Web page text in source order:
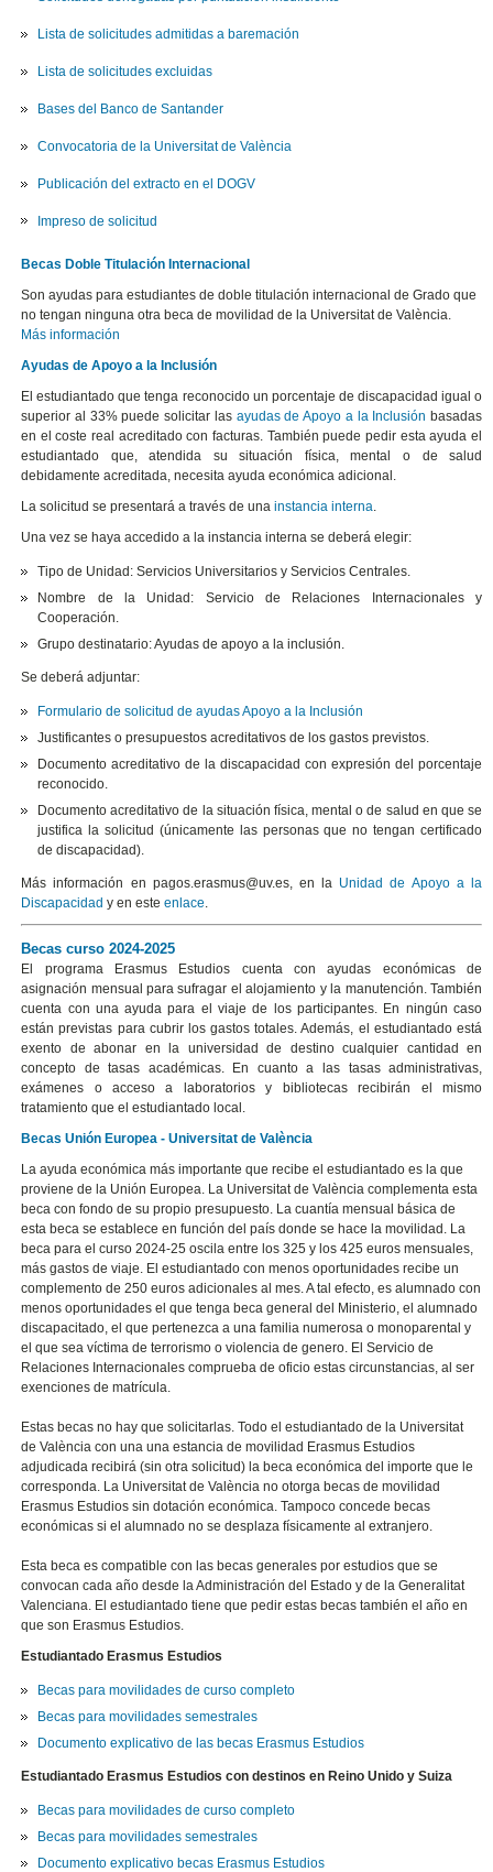
Lista de solicitudes admitidas a baremación
Lista de solicitudes excluidas
Bases del Banco de Santander
Convocatoria de la Universitat de València
Publicación del extracto en el DOGV
Impreso de solicitud
Becas Doble Titulación Internacional
Son ayudas para estudiantes de doble titulación internacional de Grado que
no tengan ninguna otra beca de movilidad de la Universitat de València.
Más información
Ayudas de Apoyo a la Inclusión
El estudiantado que tenga reconocido un porcentaje de discapacidad igual o
superior al 33% puede solicitar las ayudas de Apoyo a la Inclusión basadas
en el coste real acreditado con facturas. También puede pedir esta ayuda el
estudiantado que, atendida su situación física, mental o de salud
debidamente acreditada, necesita ayuda económica adicional.
La solicitud se presentará a través de unainstancia interna.
Una vez se haya accedido a la instancia interna se deberá elegir:
Tipo de Unidad: Servicios Universitarios y Servicios Centrales.
Nombre de la Unidad: Servicio de Relaciones Internacionales y
Cooperación.
Grupo destinatario: Ayudas de apoyo a la inclusión.
Se deberá adjuntar:
Formulario de solicitud de ayudas Apoyo a la Inclusión
Justificantes o presupuestos acreditativos de los gastos previstos.
Documento acreditativo de la discapacidad con expresión del porcentaje
reconocido.
Documento acreditativo de la situación física, mental o de salud en que se
justifica la solicitud (únicamente las personas que no tengan certificado
de discapacidad).
Más información en pagos.erasmus@uv.es, en la Unidad de Apoyo a la
Discapacidad y en esteenlace.
Becas curso 2024-2025
El programa Erasmus Estudios cuenta con ayudas económicas de
asignación mensual para sufragar el alojamiento y la manutención. También
cuenta con una ayuda para el viaje de los participantes. En ningún caso
están previstas para cubrir los gastos totales. Además, el estudiantado está
exento de abonar en la universidad de destino cualquier cantidad en
concepto de tasas académicas. En cuanto a las tasas administrativas,
exámenes o acceso a laboratorios y bibliotecas recibirán el mismo
tratamiento que el estudiantado local.
Becas Unión Europea - Universitat de València
La ayuda económica más importante que recibe el estudiantado es la que
proviene de la Unión Europea. La Universitat de València complementa esta
beca con fondo de su propio presupuesto. La cuantía mensual básica de
esta beca se establece en función del país donde se hace la movilidad. La
beca para el curso 2024-25 oscila entre los 325 y los 425 euros mensuales,
más gastos de viaje. El estudiantado con menos oportunidades recibe un
complemento de 250 euros adicionales al mes. A tal efecto, es alumnado con
menos oportunidades el que tenga beca general del Ministerio, el alumnado
discapacitado, el que pertenezca a una familia numerosa o monoparental y
el que sea víctima de terrorismo o violencia de genero. El Servicio de
Relaciones Internacionales comprueba de oficio estas circunstancias, al ser
exenciones de matrícula.
Estas becas no hay que solicitarlas. Todo el estudiantado de la Universitat
de València con una una estancia de movilidad Erasmus Estudios
adjudicada recibirá (sin otra solicitud) la beca económica del importe que le
corresponda. La Universitat de València no otorga becas de movilidad
Erasmus Estudios sin dotación económica. Tampoco concede becas
económicas si el alumnado no se desplaza físicamente al extranjero.
Esta beca es compatible con las becas generales por estudios que se
convocan cada año desde la Administración del Estado y de la Generalitat
Valenciana. El estudiantado tiene que pedir estas becas también el año en
que son Erasmus Estudios.
Estudiantado Erasmus Estudios
Becas para movilidades de curso completo
Becas para movilidades semestrales
Documento explicativo de las becas Erasmus Estudios
Estudiantado Erasmus Estudios con destinos en Reino Unido y Suiza
Becas para movilidades de curso completo
Becas para movilidades semestrales
Documento explicativo becas Erasmus Estudios